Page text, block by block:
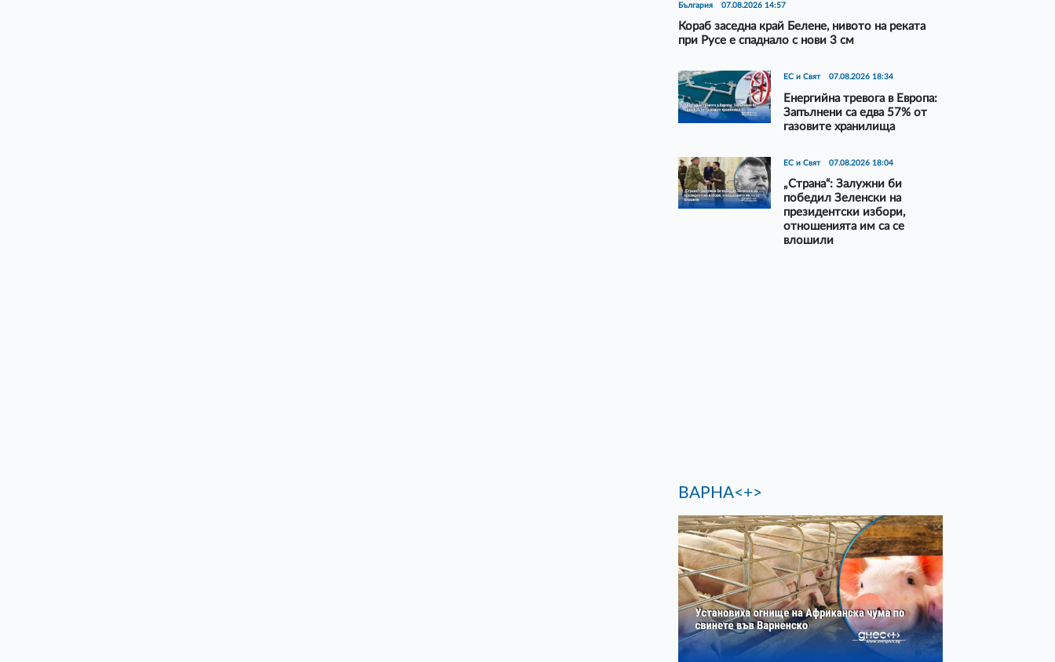
България 07.08.2026 14:57
Кораб заседна край Белене, нивото на реката
при Русе е спаднало с нови 3 см
ЕС и Свят 07.08.2026 18:34
Енергийна тревога в Европа:
Запълнени са едва 57% от
газовите хранилища
ЕС и Свят 07.08.2026 18:04
„Страна“: Залужни би
победил Зеленски на
президентски избори,
отношенията им са се
влошили
ВАРНА<+>